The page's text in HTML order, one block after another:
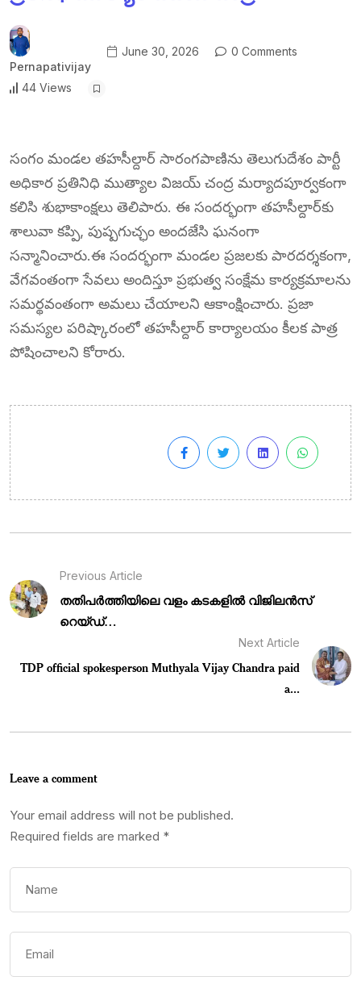
Pernapativijay
June 30, 2026 0 Comments
44 Views
సంగం మండల తహసీల్దార్ సారంగపాణిను తెలుగుదేశం పార్టీ
అధికార ప్రతినిధి ముత్యాల విజయ్ చంద్ర మర్యాదపూర్వకంగా
కలిసి శుభాకాంక్షలు తెలిపారు. ఈ సందర్భంగా తహసీల్దార్‌కు
శాలువా కప్పి, పుష్పగుచ్ఛం అందజేసి ఘనంగా
సన్మానించారు.ఈ సందర్భంగా మండల ప్రజలకు పారదర్శకంగా,
వేగవంతంగా సేవలు అందిస్తూ ప్రభుత్వ సంక్షేమ కార్యక్రమాలను
సమర్థవంతంగా అమలు చేయాలని ఆకాంక్షించారు. ప్రజా
సమస్యల పరిష్కారంలో తహసీల్దార్ కార్యాలయం కీలక పాత్ర
పోషించాలని కోరారు.
Previous Article
തതിപർത്തിയിലെ വളം കടകളിൽ വിജിലൻസ്
റെയ്ഡ്…
Next Article
TDP official spokesperson Muthyala Vijay Chandra paid
a...
Leave a comment
Your email address will not be published.
Required fields are marked *